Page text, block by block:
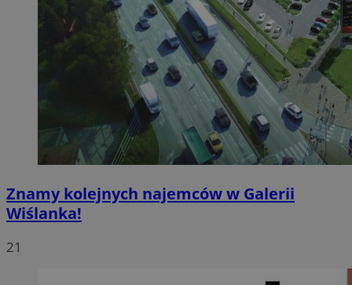
Znamy kolejnych najemców w Galerii
Wiślanka!
21